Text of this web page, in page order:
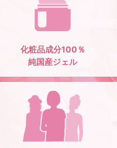
化粧品成分100％
純国産ジェル